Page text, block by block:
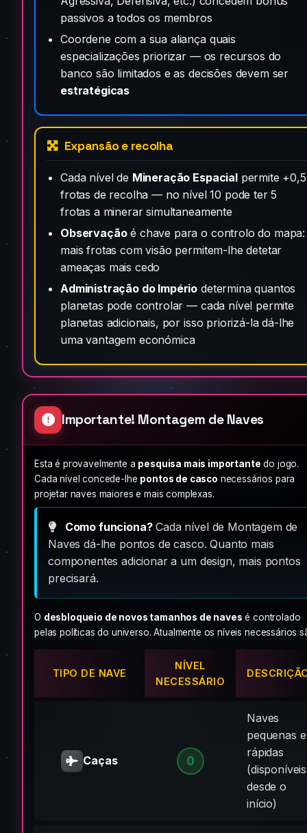
passivos a todos os membros
Coordene com a sua aliança quais
especializações priorizar — os recursos do
banco são limitados e as decisões devem ser
estratégicas
Expansão e recolha
Cada nível de Mineração Espacialpermite +0,5
frotas de recolha — no nível 10 pode ter 5
frotas a minerar simultaneamente
Observaçãoé chave para o controlo do mapa:
mais frotas com visão permitem-lhe detetar
ameaças mais cedo
Administração do Império determina quantos
planetas pode controlar — cada nível permite
planetas adicionais, por isso priorizá-la dá-lhe
uma vantagem económica
Importante! Montagem de Naves
Esta é provavelmente a pesquisa mais importante do jogo.
Cada nível concede-lhe pontos de casco necessários para
projetar naves maiores e mais complexas.
Como funciona?Cada nível de Montagem de
Naves dá-lhe pontos de casco. Quanto mais
componentes adicionar a um design, mais pontos
precisará.
O desbloqueio de novos tamanhos de naves é controlado
pelas políticas do universo. Atualmente os níveis necessários
TIPO DE NAVE
NÍVEL
NECESSÁRIO
Caças 0
Naves
pequenas e
rápidas
(disponíveis
desde o
início)